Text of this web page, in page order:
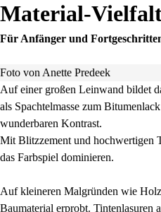
Material-
Für Anfänger und
Foto von Anette Predeek
Auf einer großen Leinwand bildet
als Spachtelmasse zum
wunderbaren Kontrast.
Mit Blitzzement und hochwertigen
das Farbspiel dominieren.
Auf kleineren Malgründen wie
Baumaterial erprobt. Tintenlasuren